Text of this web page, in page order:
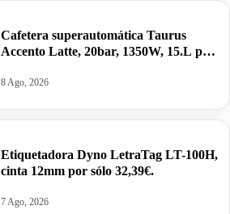
Cafetera superautomática Taurus
Accento Latte, 20bar, 1350W, 15.L por
8 Ago, 2026
Etiquetadora Dyno LetraTag LT-100H,
cinta 12mm por sólo 32,39€.
7 Ago, 2026